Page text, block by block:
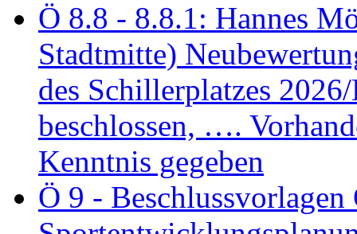
Ö 8.8 - 8.8.1: Hannes
Stadtmitte)
des Schillerplatzes
beschlossen, ….
Kenntnis gegeben
Ö 9 - Beschlussvorlagen